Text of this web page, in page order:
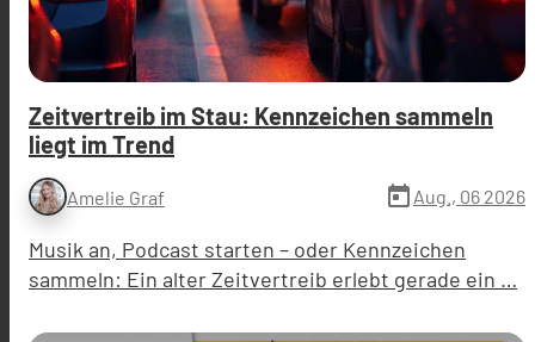
Zeitvertreib im Stau: Kennzeichen sammeln
liegt im Trend
Amelie Graf today Aug., 06 2026
Musik an, Podcast starten – oder Kennzeichen
sammeln: Ein alter Zeitvertreib erlebt gerade ein …